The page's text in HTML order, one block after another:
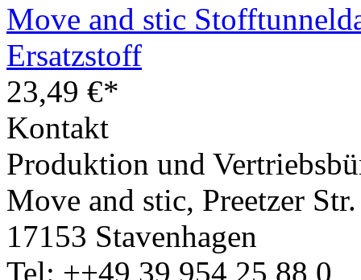
Move and stic
Ersatzstoff
23,49 €*
Kontakt
Produktion und
Move and stic, Preetzer
17153 Stavenhagen
Tel: ++49 39 954 25 88 0